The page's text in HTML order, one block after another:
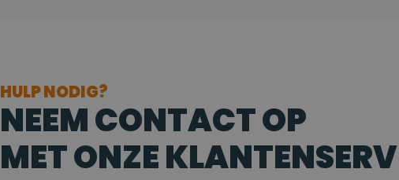
HULP NODIG?
NEEM CONTACT OP
MET ONZE